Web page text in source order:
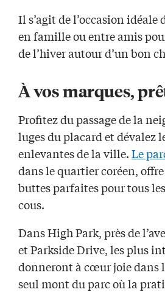
Il s’agit de l’occasion idéale
en famille ou entre amis
de l’hiver autour d’un bon
Àvos marques,
Profitez du passage de la
luges du placardetdévalez
enlevantesde la ville.Le
dans le quartier coréen,
buttesparfaites pour tous
cous.
Dans High Park,près de
etParksideDrive,lesplus
donneront à cœur joie dans
seul montdu parcoù la